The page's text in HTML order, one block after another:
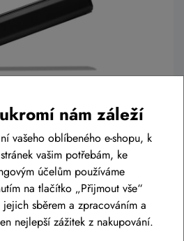
Bosch PURION
které vám umožní lépe jezdit a
funkcí, jako je zapínání a
můžete například pomocí
200 aktivovat chytrou pomoc při
nám záleží
vašeho oblíbeného e-shopu, k
vašim potřebám, ke
účelům používáme
na tlačítko „Přijmout vše“
sběrem a zpracováním a
nejlepší zážitek z nakupování.